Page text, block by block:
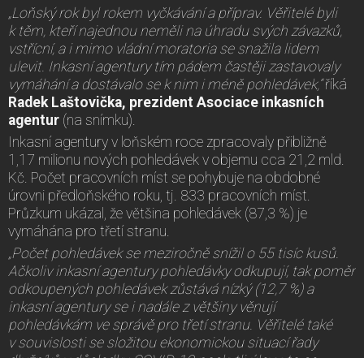
„Loňský rok byl rokem vyčkávání a příprav. Věřitelé byli
k těm, kteří najednou neměli na úhradu svých závazků,
vstřícní, a i mimo vládní moratoria se snažila lidem
ulevit. Inkasní agentury tím pádem častěji zastavovaly
vymáhání a dostávalo se k nim i méně pohledávek,“říká
Radek Laštovička, prezident Asociace inkasních
agentur (na snímku).
Inkasní agentury v loňském roce zpracovaly přibližně
1,17 milionu nových pohledávek v objemu cca 21,2 mld.
Kč. Počet pracovních míst se pohybuje na obdobné
úrovni předloňského roku, tj. 833 pracovních míst.
Průzkum ukázal, že většina pohledávek (87,3 %) je
vymáhána pro třetí stranu.
„Počet pohledávek se meziročně snížil o 55 tisíc kusů.
Ačkoliv inkasní agentury pohledávky odkupují, tak poměr
odkoupených pohledávek zůstává nízký (12,7 %) a
inkasní agentury se i nadále z většiny věnují
pohledávkám ve správě pro třetí stranu. Věřitelé také
v souvislosti se složitou ekonomickou situací řady